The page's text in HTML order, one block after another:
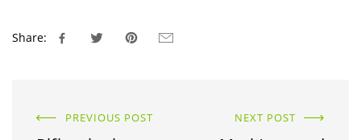
Share:
PREVIOUS POST NEXT POST